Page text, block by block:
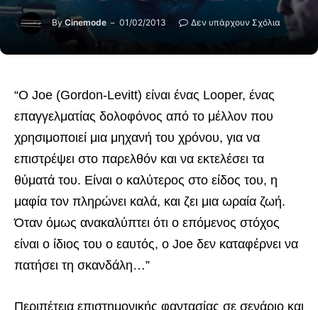
By Cinemode 01/02/2013 Δεν υπάρχουν Σχόλια
“Ο Joe (Gordon-Levitt) είναι ένας Looper, ένας
επαγγελματίας δολοφόνος από το μέλλον που
χρησιμοποιεί μια μηχανή του χρόνου, για να
επιστρέψει στο παρελθόν και να εκτελέσει τα
θύματά του. Είναι ο καλύτερος στο είδος του, η
μαφία τον πληρώνει καλά, και ζει μια ωραία ζωή.
Όταν όμως ανακαλύπτει ότι ο επόμενος στόχος
είναι ο ίδιος του ο εαυτός, ο Joe δεν καταφέρνει να
πατήσει τη σκανδάλη…”
Περιπέτεια επιστημονικής φαντασίας σε σενάριο και